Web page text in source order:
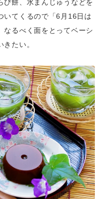
び餅、水まんじゅうなどを
いてくるので「6月16日は
なるべく面をとってベーシ
たい。